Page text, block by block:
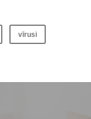
vīrusi